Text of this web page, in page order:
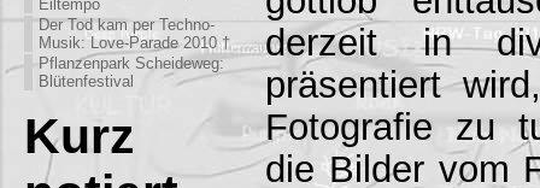
Eiltempo
Der Tod kam per Techno-
Musik: Love-Parade 2010 †
Pflanzenpark Scheideweg:
Blütenfestival
Kurz
derzeit in
präsentiert
Fotografie zu
die Bilder vom